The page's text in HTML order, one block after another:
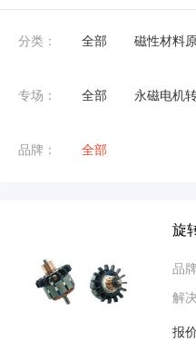
分类： 全部 磁性材料
专场： 全部 永磁电机
品牌： 全部
旋
品
解
报